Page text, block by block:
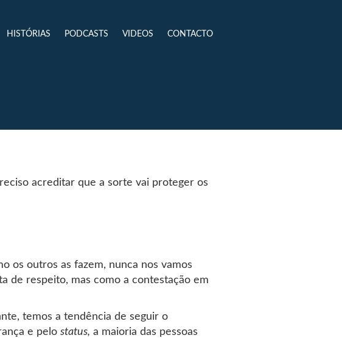
HISTÓRIAS PODCASTS VIDEOS CONTACTO
acreditar que a sorte vai proteger os
os outros as fazem, nunca nos vamos
de respeito, mas como a contestação em
temos a tendência de seguir o
e pelo status, a maioria das pessoas